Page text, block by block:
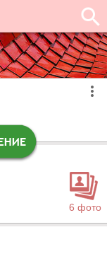
6 фото